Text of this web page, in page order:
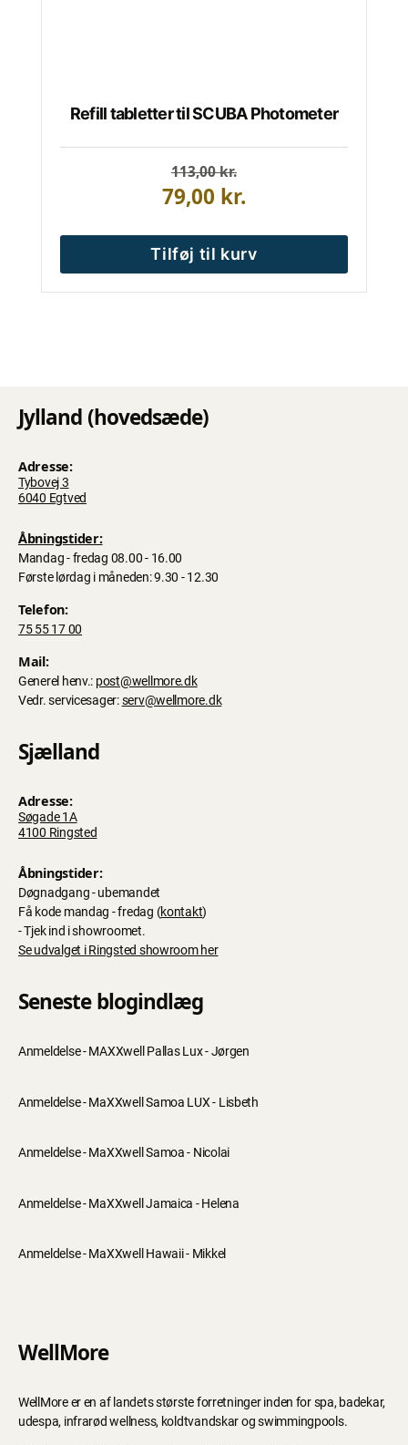
Refill tabletter til SCUBA Photometer
113,00kr.
Den
oprindelige
pris
113,00 kr..
79,00 kr.
Den
aktuelle
pris
79,00 kr..
Tilføj til kurv
Jylland (hovedsæde)
Adresse:
Tybovej 3
6040 Egtved
Åbningstider:
Mandag - fredag 08.00 - 16.00
Første lørdag i måneden: 9.30 - 12.30
Telefon:
75 55 17 00
Mail:
Generel henv.: post@wellmore.dk
Vedr. servicesager:serv@wellmore.dk
Sjælland
Adresse:
Søgade 1A
4100 Ringsted
Åbningstider:
Døgnadgang - ubemandet
Få kode mandag - fredag (kontakt)
- Tjek ind i showroomet.
Se udvalget i Ringsted showroom her
Seneste blogindlæg
Anmeldelse - MAXXwell Pallas Lux - Jørgen
Anmeldelse - MaXXwell Samoa LUX - Lisbeth
Anmeldelse - MaXXwell Samoa - Nicolai
Anmeldelse - MaXXwell Jamaica - Helena
Anmeldelse - MaXXwell Hawaii - Mikkel
WellMore
WellMore er en af landets største forretninger inden for spa, badekar,
udespa, infrarød wellness, koldtvandskar og swimmingpools.